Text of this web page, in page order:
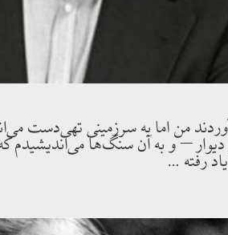
من اما به سرزمينى تهى‌دست
– و به آن سنگ‌ها مى‌انديشيدم
رفته …